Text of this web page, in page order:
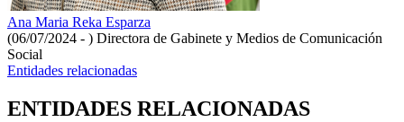
Ana Maria Reka Esparza
(06/07/2024 - ) Directora de Gabinete y Medios de Comunicación
Social
Entidades relacionadas
ENTIDADES RELACIONADAS